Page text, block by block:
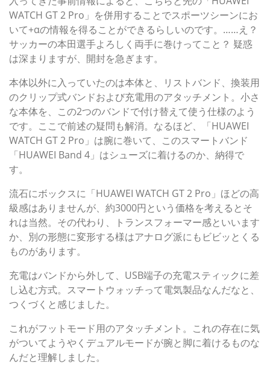
WATCH GT 2 Pro」を併用することでスポーツシーンにお
いて+αの情報を得ることができるらしいのです。……え？
サッカーの本田選手よろしく両手に巻けってこと？ 疑惑
は深まりますが、開封を急ぎます。
本体以外に入っていたのは本体と、リストバンド、換装用
のクリップ式バンドおよび充電用のアタッチメント。小さ
な本体を、この2つのバンドで付け替えて使う仕様のよう
です。ここで前述の疑問も解消。なるほど、「HUAWEI
WATCH GT 2 Pro」は腕に巻いて、このスマートバンド
「HUAWEI Band 4」はシューズに着けるのか、納得で
す。
流石にボックスに「HUAWEI WATCH GT 2 Pro」ほどの高
級感はありませんが、約3000円という価格を考えるとそ
れは当然。その代わり、トランスフォーマー感といいます
か、別の形態に変形する様はアナログ派にもビビッとくる
ものがあります。
充電はバンドから外して、USB端子の充電スティックに差
し込む方式。スマートウォッチって電気製品なんだなと、
つくづくと感じました。
これがフットモード用のアタッチメント。これの存在に気
がついてようやくデュアルモードが腕と脚に着けるものな
んだと理解しました。